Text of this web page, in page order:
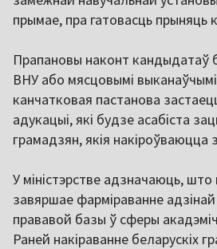
прымае, пра гатовасць прыняць
Прапановы наконт кандыдатаў
ВНУ або мясцовымі
канчатковая пастанова
адукацыі, які будзе асабіста
грамадзян, якія накіроўваюцца
У міністэрстве адзначаюць,
завяршае фарміраванне
прававой базы ў сферы
Раней накіраванне беларускіх